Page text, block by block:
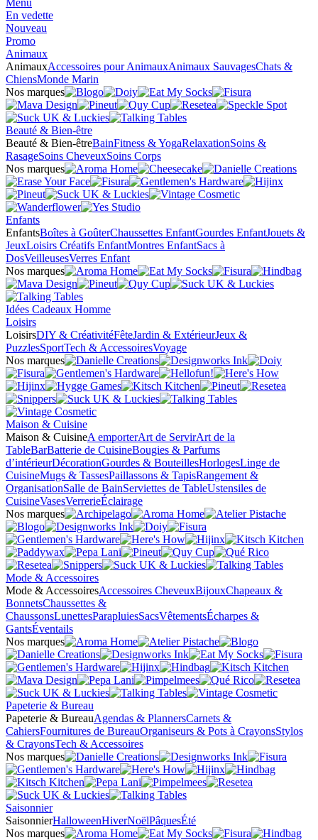
En vedette
Nouveau
Promo
Animaux
AnimauxAccessoires pour AnimauxAnimaux SauvagesChats &
ChiensMonde Marin
Nos marques
Beauté & Bien-être
Beauté & Bien-êtreBainFitness & YogaRelaxationSoins &
RasageSoins CheveuxSoins Corps
Nos marques
Enfants
EnfantsBoîtes à GoûterChaussettes EnfantGourdes EnfantJouets &
JeuxLoisirs Créatifs EnfantMontres EnfantSacs à
DosVeilleusesVerres Enfant
Nos marques
Idées Cadeaux Homme
Loisirs
LoisirsDIY & CréativitéFêteJardin & ExtérieurJeux &
PuzzlesSportTech & AccessoiresVoyage
Nos marques
Maison & Cuisine
Maison & CuisineA emporterArt de ServirArt de la
TableBarBatterie de CuisineBougies & Parfums
d’intérieurDécorationGourdes & BouteillesHorlogesLinge de
CuisineMugs & TassesPaillassons & TapisRangement &
OrganisationSalle de BainServiettes de TableUstensiles de
CuisineVasesVerrerieÉclairage
Nos marques
Mode & Accessoires
Mode & AccessoiresAccessoires CheveuxBijouxChapeaux &
BonnetsChaussettes &
ChaussonsLunettesParapluiesSacsVêtementsÉcharpes &
GantsÉventails
Nos marques
Papeterie & Bureau
Papeterie & BureauAgendas & PlannersCarnets &
CahiersFournitures de BureauOrganiseurs & Pots à CrayonsStylos
& CrayonsTech & Accessoires
Nos marques
Saisonnier
SaisonnierHalloweenHiverNoëlPâquesÉté
Nos marques